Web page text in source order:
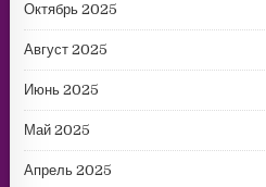
Октябрь 2025
Август 2025
Июнь 2025
Май 2025
Апрель 2025